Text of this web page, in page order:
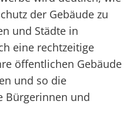
der Gebäude zu
und Städte in
eine rechtzeitige
öffentlichen Gebäude
und so die
Bürgerinnen und